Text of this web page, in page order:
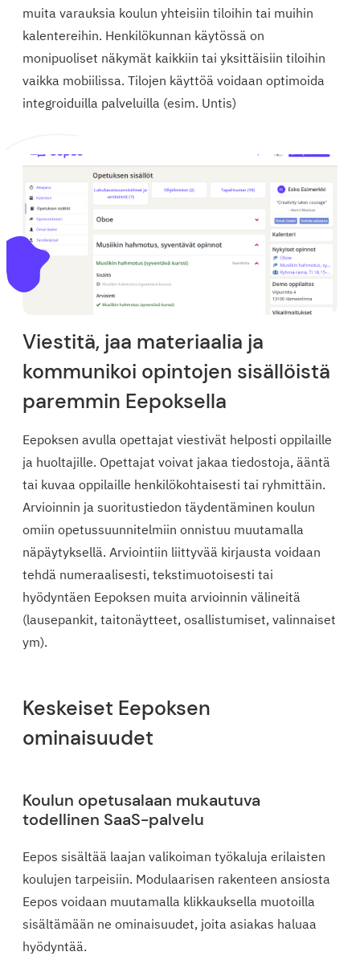
muita varauksia koulun yhteisiin tiloihin tai muihin
kalentereihin. Henkilökunnan käytössä on
monipuoliset näkymät kaikkiin tai yksittäisiin tiloihin
vaikka mobiilissa. Tilojen käyttöä voidaan optimoida
integroiduilla palveluilla (esim. Untis)
Viestitä, jaa materiaalia ja
kommunikoi opintojen sisällöistä
paremmin Eepoksella
Eepoksen avulla opettajat viestivät helposti oppilaille
ja huoltajille. Opettajat voivat jakaa tiedostoja, ääntä
tai kuvaa oppilaille henkilökohtaisesti tai ryhmittäin.
Arvioinnin ja suoritustiedon täydentäminen koulun
omiin opetussuunnitelmiin onnistuu muutamalla
näpäytyksellä. Arviointiin liittyvää kirjausta voidaan
tehdä numeraalisesti, tekstimuotoisesti tai
hyödyntäen Eepoksen muita arvioinnin välineitä
(lausepankit, taitonäytteet, osallistumiset, valinnaiset
ym).
Keskeiset Eepoksen
ominaisuudet
Koulun opetusalaan mukautuva
todellinen SaaS-palvelu
Eepos sisältää laajan valikoiman työkaluja erilaisten
koulujen tarpeisiin. Modulaarisen rakenteen ansiosta
Eepos voidaan muutamalla klikkauksella muotoilla
sisältämään ne ominaisuudet, joita asiakas haluaa
hyödyntää.